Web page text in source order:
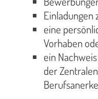
Einladungen
eine
Vorhaben
ein
der